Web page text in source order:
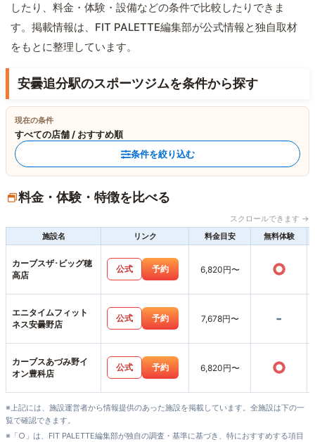
したり、料金・体験・設備などの条件で比較したりできま
す。掲載情報は、FIT PALETTE編集部が公式情報と独自取材
をもとに整理しています。
安曇追分駅のスポーツジムを条件から探す
現在の条件
すべての店舗 / おすすめ順
条件を絞り込む
料金・体験・特徴を比べる
スクロールできます →
施設名
リンク 料金目安 無料体験
カーブスザ･ビッグ穂
高店
公式 予約 6,820円〜 ○
エニタイムフィット
ネス安曇野店
公式 予約 7,678円〜 -
カーブスあづみ野イ
オン豊科店
公式 予約 6,820円〜 ○
※上記には、施設運営者から情報提供のあった施設を掲載しています。全施設は下の一
覧で確認できます。
※「○」は、FIT PALETTE編集部が独自の調査・基準に基づき、特におすすめする項目